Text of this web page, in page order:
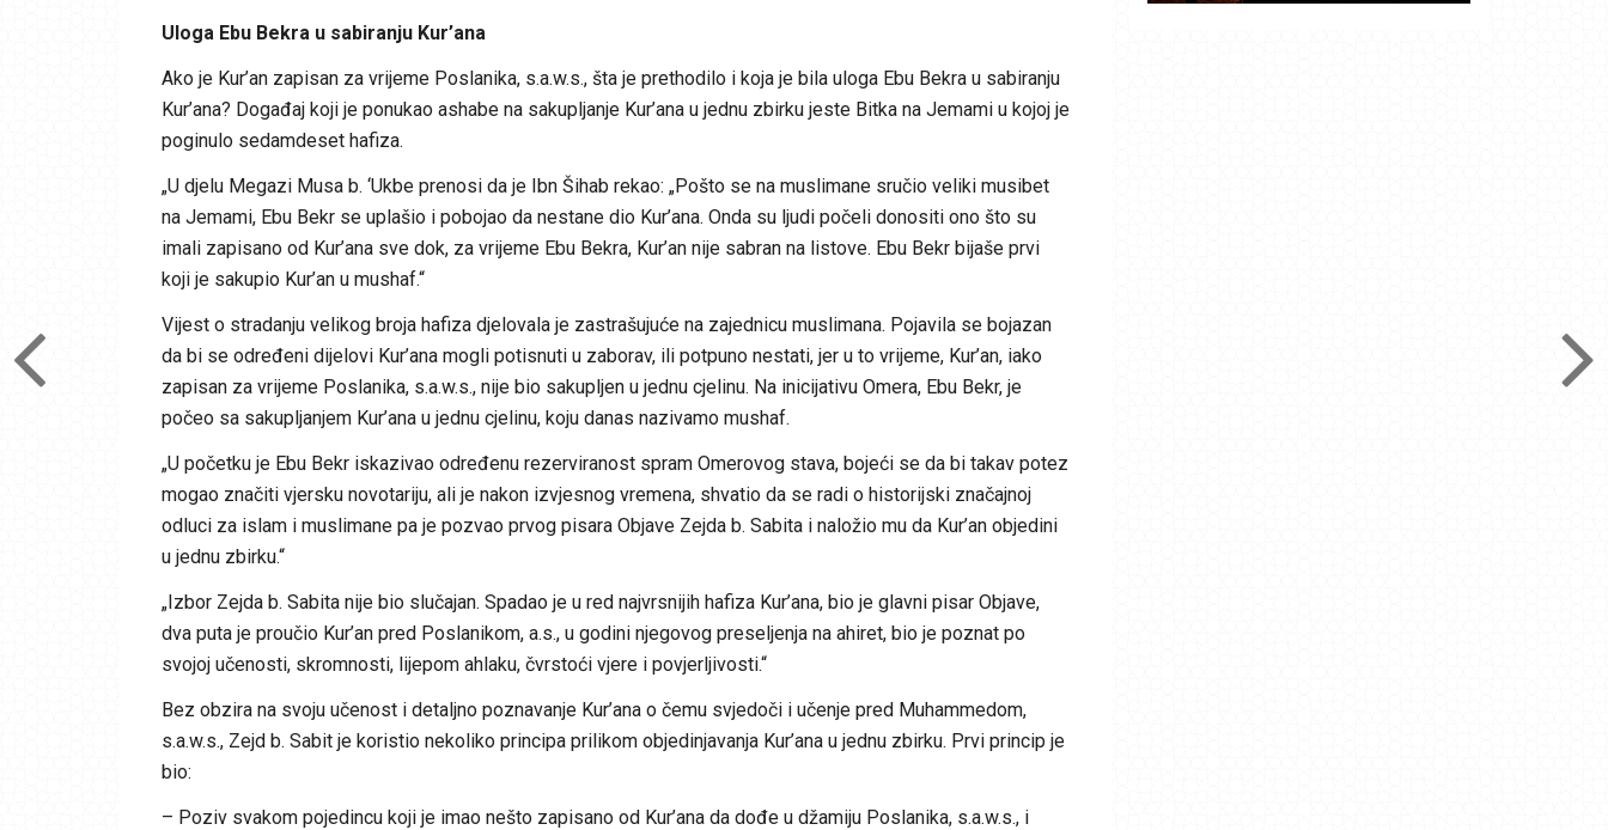
Uloga Ebu Bekra u sabiranju Kur’ana
Ako je Kur’an zapisan za vrijeme Poslanika, s.a.w.s., šta je prethodilo i koja je bila uloga Ebu Bekra u sabiranju
Kur’ana? Događaj koji je ponukao ashabe na sakupljanje Kur’ana u jednu zbirku jeste Bitka na Jemami u kojoj je
poginulo sedamdeset hafiza.
„U djelu Megazi Musa b. ‘Ukbe prenosi da je Ibn Šihab rekao: „Pošto se na muslimane sručio veliki musibet
na Jemami, Ebu Bekr se uplašio i pobojao da nestane dio Kur’ana. Onda su ljudi počeli donositi ono što su
imali zapisano od Kur’ana sve dok, za vrijeme Ebu Bekra, Kur’an nije sabran na listove. Ebu Bekr bijaše prvi
koji je sakupio Kur’an u mushaf.“
Vijest o stradanju velikog broja hafiza djelovala je zastrašujuće na zajednicu muslimana. Pojavila se bojazan
da bi se određeni dijelovi Kur’ana mogli potisnuti u zaborav, ili potpuno nestati, jer u to vrijeme, Kur’an, iako
zapisan za vrijeme Poslanika, s.a.w.s., nije bio sakupljen u jednu cjelinu. Na inicijativu Omera, Ebu Bekr, je
počeo sa sakupljanjem Kur’ana u jednu cjelinu, koju danas nazivamo mushaf.
„U početku je Ebu Bekr iskazivao određenu rezerviranost spram Omerovog stava, bojeći se da bi takav potez
mogao značiti vjersku novotariju, ali je nakon izvjesnog vremena, shvatio da se radi o historijski značajnoj
odluci za islam i muslimane pa je pozvao prvog pisara Objave Zejda b. Sabita i naložio mu da Kur’an objedini
u jednu zbirku.“
„Izbor Zejda b. Sabita nije bio slučajan. Spadao je u red najvrsnijih hafiza Kur’ana, bio je glavni pisar Objave,
dva puta je proučio Kur’an pred Poslanikom, a.s., u godini njegovog preseljenja na ahiret, bio je poznat po
svojoj učenosti, skromnosti, lijepom ahlaku, čvrstoći vjere i povjerljivosti.“
Bez obzira na svoju učenost i detaljno poznavanje Kur’ana o čemu svjedoči i učenje pred Muhammedom,
s.a.w.s., Zejd b. Sabit je koristio nekoliko principa prilikom objedinjavanja Kur’ana u jednu zbirku. Prvi princip je
bio:
– Poziv svakom pojedincu koji je imao nešto zapisano od Kur’ana da dođe u džamiju Poslanika, s.a.w.s., i